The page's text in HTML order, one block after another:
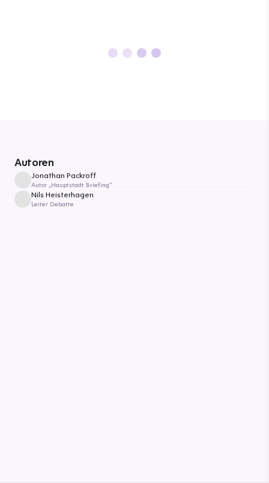
Autoren
Jonathan Packroff
Autor „Hauptstadt Briefing“
Nils Heisterhagen
Leiter Debatte